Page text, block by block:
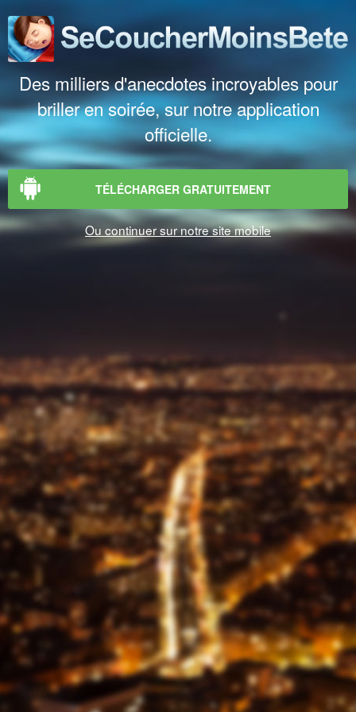
Des milliers d'anecdotes incroyables pour
briller en soirée, sur notre application
officielle.
TÉLÉCHARGER GRATUITEMENT
Ou continuer sur notre site mobile